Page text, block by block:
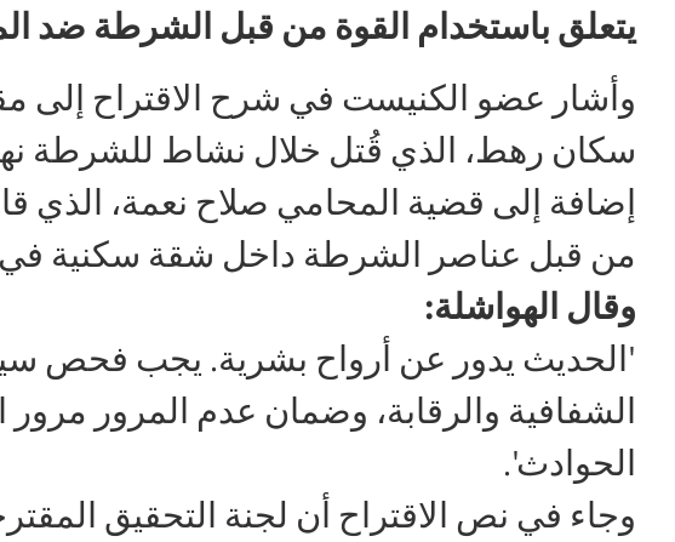
يتعلق باستخدام القوة من قبل الشرطة ضد
وأشار عضو الكنيست في شرح الاقتراح إلى
سكان رهط، الذي قُتل خلال نشاط للشرطة
إضافة إلى قضية المحامي صلاح نعمة، الذي
من قبل عناصر الشرطة داخل شقة سكنية في
وقال الهواشلة:
'الحديث يدور عن أرواح بشرية. يجب فحص
الشفافية والرقابة، وضمان عدم المرور
الحوادث'.
وجاء في نص الاقتراح أن لجنة التحقيق